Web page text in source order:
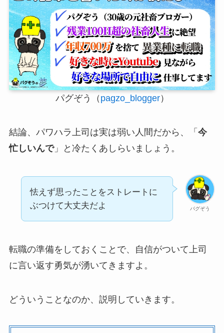
パグぞう（ pagzo_blogger）
結論、パワハラ上司は実は弱い人間だから、「 今
忙しいんで」と冷たくあしらいましょう。
パグぞう
怯えず思ったことをストレートに
ぶつけて大丈夫だよ
転職の準備をしておくことで、自信がついて上司
に言い返す勇気が湧いてきますよ。
どういうことなのか、説明していきます。